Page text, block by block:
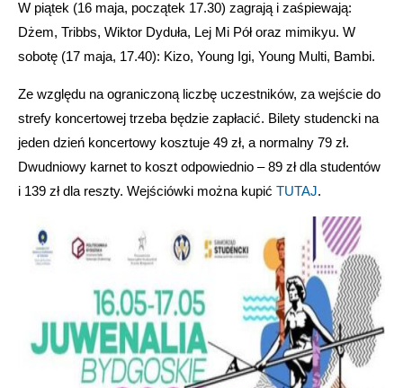
W piątek (16 maja, początek 17.30) zagrają i zaśpiewają:
Dżem, Tribbs, Wiktor Dyduła, Lej Mi Pół oraz mimikyu. W
sobotę (17 maja, 17.40): Kizo, Young Igi, Young Multi, Bambi.
Ze względu na ograniczoną liczbę uczestników, za wejście do
strefy koncertowej trzeba będzie zapłacić. Bilety studencki na
jeden dzień koncertowy kosztuje 49 zł, a normalny 79 zł.
Dwudniowy karnet to koszt odpowiednio – 89 zł dla studentów
i 139 zł dla reszty. Wejściówki można kupić TUTAJ.